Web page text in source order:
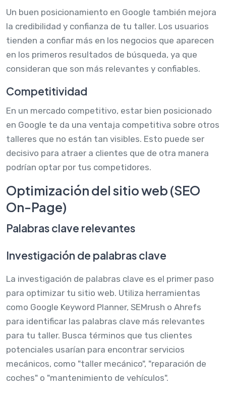
Un buen posicionamiento en Google también mejora
la credibilidad y confianza de tu taller. Los usuarios
tienden a confiar más en los negocios que aparecen
en los primeros resultados de búsqueda, ya que
consideran que son más relevantes y confiables.
Competitividad
En un mercado competitivo, estar bien posicionado
en Google te da una ventaja competitiva sobre otros
talleres que no están tan visibles. Esto puede ser
decisivo para atraer a clientes que de otra manera
podrían optar por tus competidores.
Optimización del sitio web (SEO
On-Page)
Palabras clave relevantes
Investigación de palabras clave
La investigación de palabras clave es el primer paso
para optimizar tu sitio web. Utiliza herramientas
como Google Keyword Planner, SEMrush o Ahrefs
para identificar las palabras clave más relevantes
para tu taller. Busca términos que tus clientes
potenciales usarían para encontrar servicios
mecánicos, como "taller mecánico", "reparación de
coches" o "mantenimiento de vehículos".